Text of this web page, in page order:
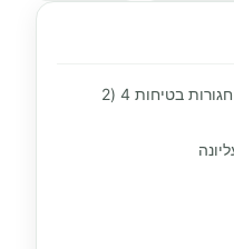
מקומות שינה 4 · מושבים עם חגורות בטיחות 4 (2